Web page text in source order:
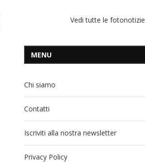
Vedi tutte le fotonotizie
MENU
Chi siamo
Contatti
Iscriviti alla nostra newsletter
Privacy Policy